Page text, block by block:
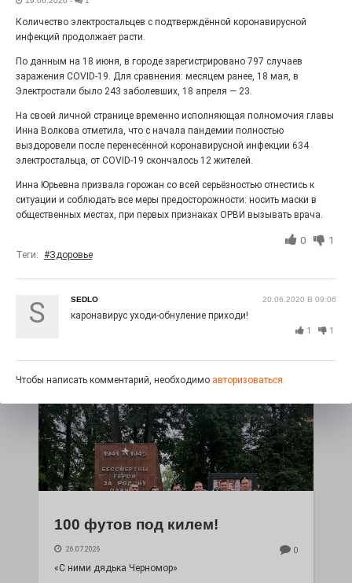
проект, на который электростальцев приглашает к
себе Выставочный зал им. Олега Коняшина.
путешествуют по городу
Радость в квадрате! На этой неделе электростальцев
дважды порадует проект «Районы-кварталы».
100 футов под килем!
26.07.2026 0
«С ними дядька Черномор»
Количество электростальцев с подтверждённой коронавирусной
инфекций продолжает расти.
По данным на 18 июня, в городе зарегистрировано 797 случаев
заражения COVID-19. Для сравнения: месяцем ранее, 18 мая, в
Электростали было 243 заболевших, 18 апреля — 23.
На своей личной странице временно исполняющая полномочия главы
Инна Волкова отметила, что с начала пандемии полностью
выздоровели после перенесённой коронавирусной инфекции 634
электростальца, от COVID-19 скончалось 12 жителей.
Инна Юрьевна призвала горожан со всей серьёзностью отнестись к
ситуации и соблюдать все меры предосторожности: носить маски в
общественных местах, при первых признаках ОРВИ вызывать врача.
0 1
Теги: #Здоровье
S SEDLO 20.06.2020 В 09:06
каронавирус уходи-обнуление приходи!
1 1
Чтобы написать комментарий, необходимо авторизоваться.